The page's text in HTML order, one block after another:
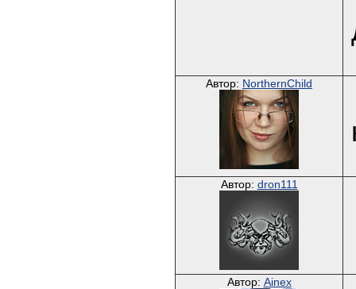
Автор: NorthernChild
Автор: dron111
Автор: Ainex